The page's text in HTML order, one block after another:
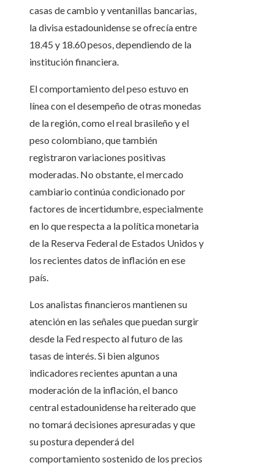
casas de cambio y ventanillas bancarias,
la divisa estadounidense se ofrecía entre
18.45 y 18.60 pesos, dependiendo de la
institución financiera.
El comportamiento del peso estuvo en
línea con el desempeño de otras monedas
de la región, como el real brasileño y el
peso colombiano, que también
registraron variaciones positivas
moderadas. No obstante, el mercado
cambiario continúa condicionado por
factores de incertidumbre, especialmente
en lo que respecta a la política monetaria
de la Reserva Federal de Estados Unidos y
los recientes datos de inflación en ese
país.
Los analistas financieros mantienen su
atención en las señales que puedan surgir
desde la Fed respecto al futuro de las
tasas de interés. Si bien algunos
indicadores recientes apuntan a una
moderación de la inflación, el banco
central estadounidense ha reiterado que
no tomará decisiones apresuradas y que
su postura dependerá del
comportamiento sostenido de los precios